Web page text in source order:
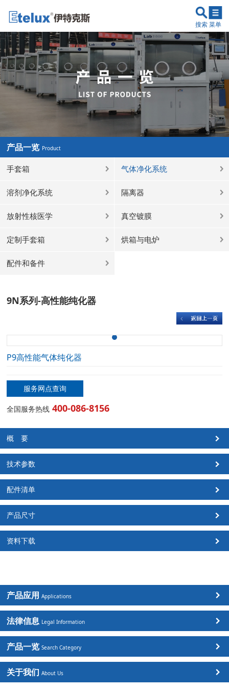
菜单
搜索
产品一览 Product
手套箱 气体净化系统
溶剂净化系统 隔离器
放射性核医学 真空镀膜
定制手套箱 烘箱与电炉
配件和备件
9N系列-高性能纯化器
P9高性能气体纯化器
服务网点查询
全国服务热线 400-086-8156
概 要
技术参数
配件清单
产品尺寸
资料下载
产品应用Applications
法律信息 Legal Information
产品一览Search Category
关于我们About Us